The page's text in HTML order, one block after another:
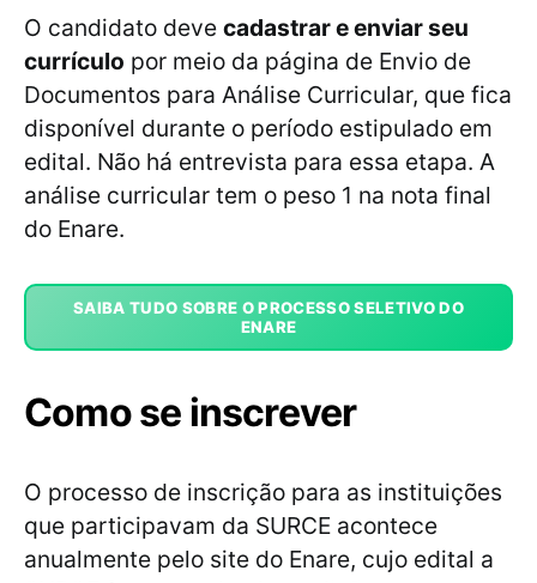
O candidato deve cadastrar e enviar seu
currículo por meio da página de Envio de
Documentos para Análise Curricular, que fica
disponível durante o período estipulado em
edital. Não há entrevista para essa etapa. A
análise curricular tem o peso 1 na nota final
do Enare.
SAIBA TUDO SOBRE O PROCESSO SELETIVO DO
ENARE
Como se inscrever
O processo de inscrição para as instituições
que participavam da SURCE acontece
anualmente pelo site do Enare, cujo edital a